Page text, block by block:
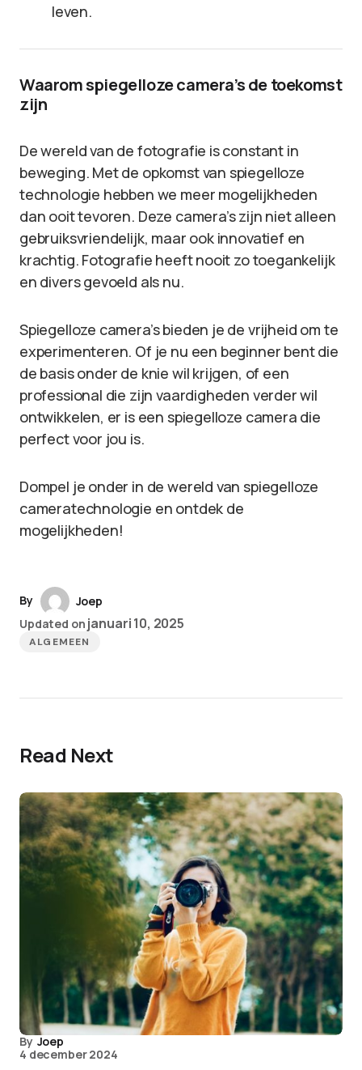
leven.
Waarom spiegelloze camera’s de toekomst
zijn
De wereld van de fotografie is constant in
beweging. Met de opkomst van spiegelloze
technologie hebben we meer mogelijkheden
dan ooit tevoren. Deze camera’s zijn niet alleen
gebruiksvriendelijk, maar ook innovatief en
krachtig. Fotografie heeft nooit zo toegankelijk
en divers gevoeld als nu.
Spiegelloze camera’s bieden je de vrijheid om te
experimenteren. Of je nu een beginner bent die
de basis onder de knie wil krijgen, of een
professional die zijn vaardigheden verder wil
ontwikkelen, er is een spiegelloze camera die
perfect voor jou is.
Dompel je onder in de wereld van spiegelloze
cameratechnologie en ontdek de
mogelijkheden!
By
Joep
Updated on januari 10, 2025
ALGEMEEN
Read Next
By Joep
4 december 2024